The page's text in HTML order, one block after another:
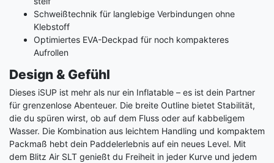
Schweißtechnik für langlebige Verbindungen ohne
Klebstoff
Optimiertes EVA-Deckpad für noch kompakteres
Aufrollen
Design & Gefühl
Dieses iSUP ist mehr als nur ein Inflatable – es ist dein Partner
für grenzenlose Abenteuer. Die breite Outline bietet Stabilität,
die du spüren wirst, ob auf dem Fluss oder auf kabbeligem
Wasser. Die Kombination aus leichtem Handling und kompaktem
Packmaß hebt dein Paddelerlebnis auf ein neues Level. Mit
dem Blitz Air SLT genießt du Freiheit in jeder Kurve und jedem